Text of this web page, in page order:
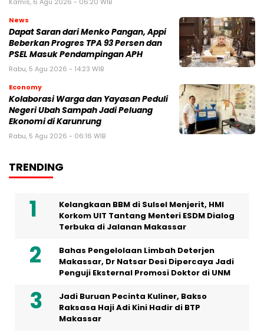
Kamis, 6 Agu 2026 - 06:20 WIB
News
Dapat Saran dari Menko Pangan, Appi
Beberkan Progres TPA 93 Persen dan
PSEL Masuk Pendampingan APH
Rabu, 5 Agu 2026 - 14:23 WIB
Economy
Kolaborasi Warga dan Yayasan Peduli
Negeri Ubah Sampah Jadi Peluang
Ekonomi di Karunrung
Rabu, 5 Agu 2026 - 06:16 WIB
TRENDING
Kelangkaan BBM di Sulsel Menjerit, HMI
Korkom UIT Tantang Menteri ESDM Dialog
Terbuka di Jalanan Makassar
Bahas Pengelolaan Limbah Deterjen
Makassar, Dr Natsar Desi Dipercaya Jadi
Penguji Eksternal Promosi Doktor di UNM
Jadi Buruan Pecinta Kuliner, Bakso
Raksasa Haji Adi Kini Hadir di BTP
Makassar